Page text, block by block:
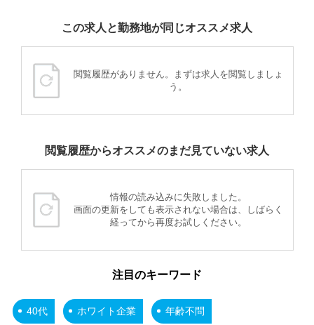
この求人と勤務地が同じオススメ求人
閲覧履歴がありません。まずは求人を閲覧しましょ
う。
閲覧履歴からオススメのまだ見ていない求人
情報の読み込みに失敗しました。
画面の更新をしても表示されない場合は、しばらく
経ってから再度お試しください。
注目のキーワード
40代 ホワイト企業 年齢不問